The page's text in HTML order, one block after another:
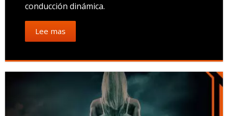
conducción dinámica.
Lee mas